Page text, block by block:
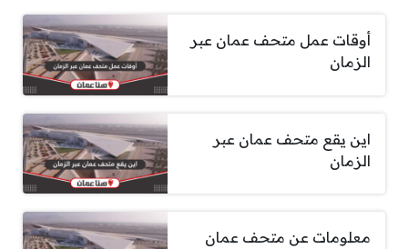
أوقات عمل متحف عمان عبر
الزمان
اين يقع متحف عمان عبر
الزمان
معلومات عن متحف عمان